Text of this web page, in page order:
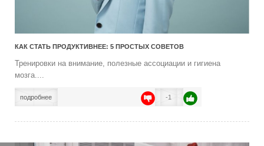
КАК СТАТЬ ПРОДУКТИВНЕЕ: 5 ПРОСТЫХ СОВЕТОВ
Тренировки на внимание, полезные ассоциации и гигиена
мозга....
подробнее -1